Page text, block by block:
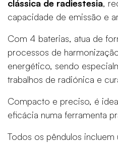
clássica de radiestesia,
capacidade de emissão e
Com 4 baterias, atua de
processos de
energético, sendo
trabalhos de radiónica e
Compacto e preciso, é
eficácia numa ferramenta
Todos os pêndulos incluem